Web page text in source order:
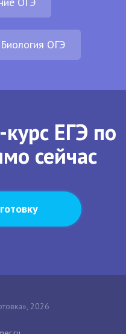
Биология ОГЭ
ЕГЭ по
сейчас
2026